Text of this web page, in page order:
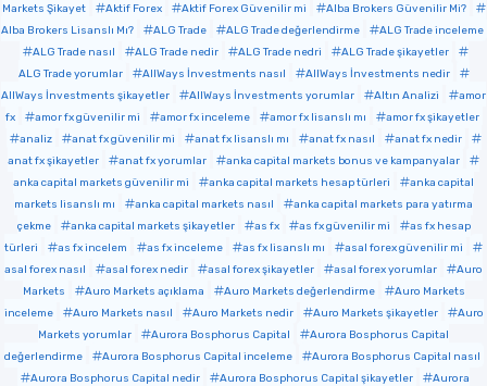
Markets Şikayet
Aktif Forex Aktif Forex Güvenilir mi
Alba Brokers Güvenilir Mi?
Alba Brokers Lisanslı Mı?
ALG Trade ALG Trade değerlendirme
ALG Trade inceleme
ALG Trade nasıl
ALG Trade nedir ALG Trade nedri
ALG Trade şikayetler
ALG Trade yorumlar
AllWays İnvestments nasıl
AllWays İnvestments nedir
AllWays İnvestments şikayetler
AllWays İnvestments yorumlar Altın Analizi
amor
fx
amor fx güvenilir mi amor fx inceleme amor fx lisanslı mı
amor fx şikayetler
analiz
anat fx güvenilir mi anat fx lisanslı mı anat fx nasıl
anat fx nedir
anat fx şikayetler
anat fx yorumlar
anka capital markets bonus ve kampanyalar
anka capital markets güvenilir mi
anka capital markets hesap türleri
anka capital
markets lisanslı mı
anka capital markets nasıl
anka capital markets para yatırma
çekme
anka capital markets şikayetler as fx as fx güvenilir mi
as fx hesap
türleri
as fx incelem as fx inceleme as fx lisanslı mı
asal forex güvenilir mi
asal forex nasıl
asal forex nedir asal forex şikayetler asal forex yorumlar
Auro
Markets
Auro Markets açıklama Auro Markets değerlendirme
Auro Markets
inceleme
Auro Markets nasıl Auro Markets nedir Auro Markets şikayetler
Auro
Markets yorumlar
Aurora Bosphorus Capital
Aurora Bosphorus Capital
değerlendirme
Aurora Bosphorus Capital inceleme
Aurora Bosphorus Capital nasıl
Aurora Bosphorus Capital nedir
Aurora Bosphorus Capital şikayetler
Aurora